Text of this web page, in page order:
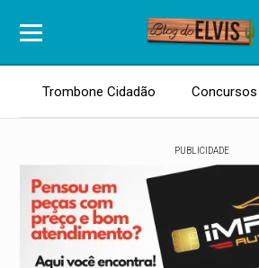
Trombone Cidadão Concursos
PUBLICIDADE